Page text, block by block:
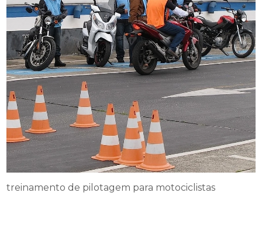
treinamento de pilotagem para motociclistas